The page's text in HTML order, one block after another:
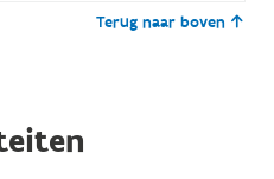
Terug naar boven